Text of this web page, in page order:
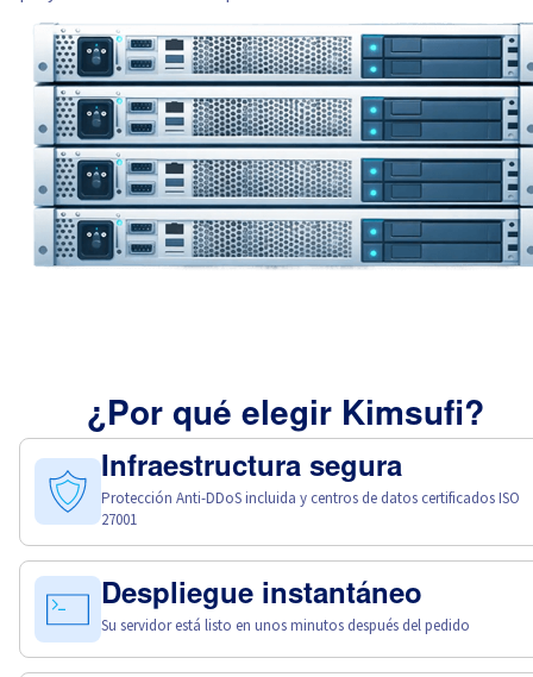
¿Por qué elegir Kimsufi?
Infraestructura segura
Protección Anti-DDoS incluida y centros de datos certificados ISO
27001
Despliegue instantáneo
Su servidor está listo en unos minutos después del pedido